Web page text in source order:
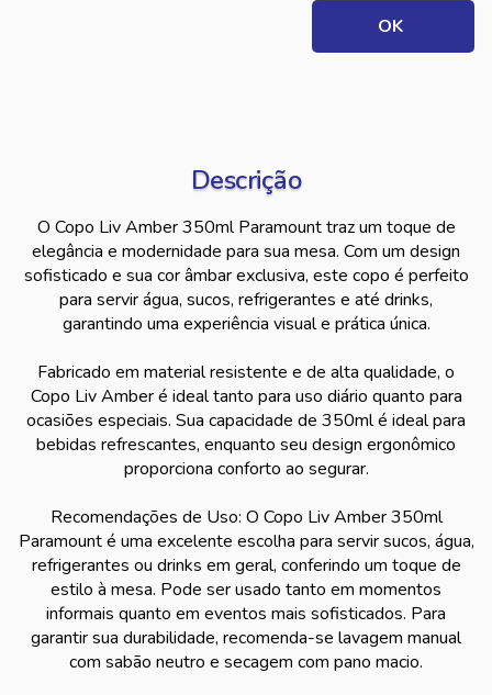
Descrição
O Copo Liv Amber 350ml Paramount traz um toque de
elegância e modernidade para sua mesa. Com um design
sofisticado e sua cor âmbar exclusiva, este copo é perfeito
para servir água, sucos, refrigerantes e até drinks,
garantindo uma experiência visual e prática única.
Fabricado em material resistente e de alta qualidade, o
Copo Liv Amber é ideal tanto para uso diário quanto para
ocasiões especiais. Sua capacidade de 350ml é ideal para
bebidas refrescantes, enquanto seu design ergonômico
proporciona conforto ao segurar.
Recomendações de Uso: O Copo Liv Amber 350ml
Paramount é uma excelente escolha para servir sucos, água,
refrigerantes ou drinks em geral, conferindo um toque de
estilo à mesa. Pode ser usado tanto em momentos
informais quanto em eventos mais sofisticados. Para
garantir sua durabilidade, recomenda-se lavagem manual
com sabão neutro e secagem com pano macio.